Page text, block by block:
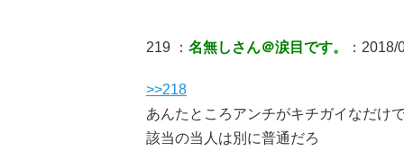
219 ： 名無しさん＠涙目です。 ：
>>218
あんたところアンチがキチガイなだけ
該当の当人は別に普通だろ